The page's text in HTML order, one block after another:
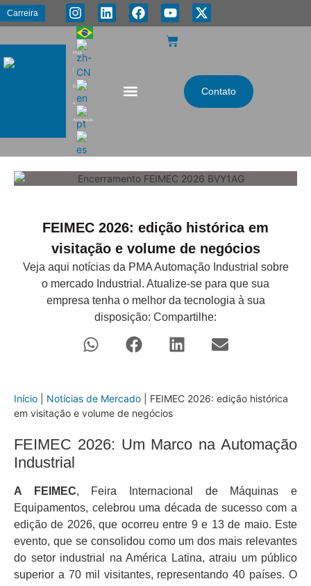
Carreira
PMA
Energia
e
Automação
Contato
FEIMEC 2026: edição histórica em
visitação e volume de negócios
Veja aqui notícias da PMA Automação Industrial sobre
o mercado Industrial. Atualize-se para que sua
empresa tenha o melhor da tecnologia à sua
disposição: Compartilhe:
Início Notícias de Mercado
FEIMEC 2026: edição histórica
em visitação e volume de negócios
FEIMEC 2026: Um Marco na Automação
Industrial
A FEIMEC, Feira Internacional de Máquinas e
Equipamentos, celebrou uma década de sucesso com a
edição de 2026, que ocorreu entre 9 e 13 de maio. Este
evento, que se consolidou como um dos mais relevantes
do setor industrial na América Latina, atraiu um público
superior a 70 mil visitantes, representando 40 países. O